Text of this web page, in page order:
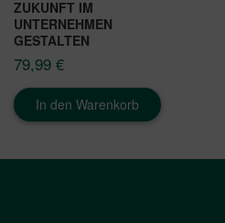
ZUKUNFT IM
UNTERNEHMEN
GESTALTEN
79,99 €
In den Warenkorb